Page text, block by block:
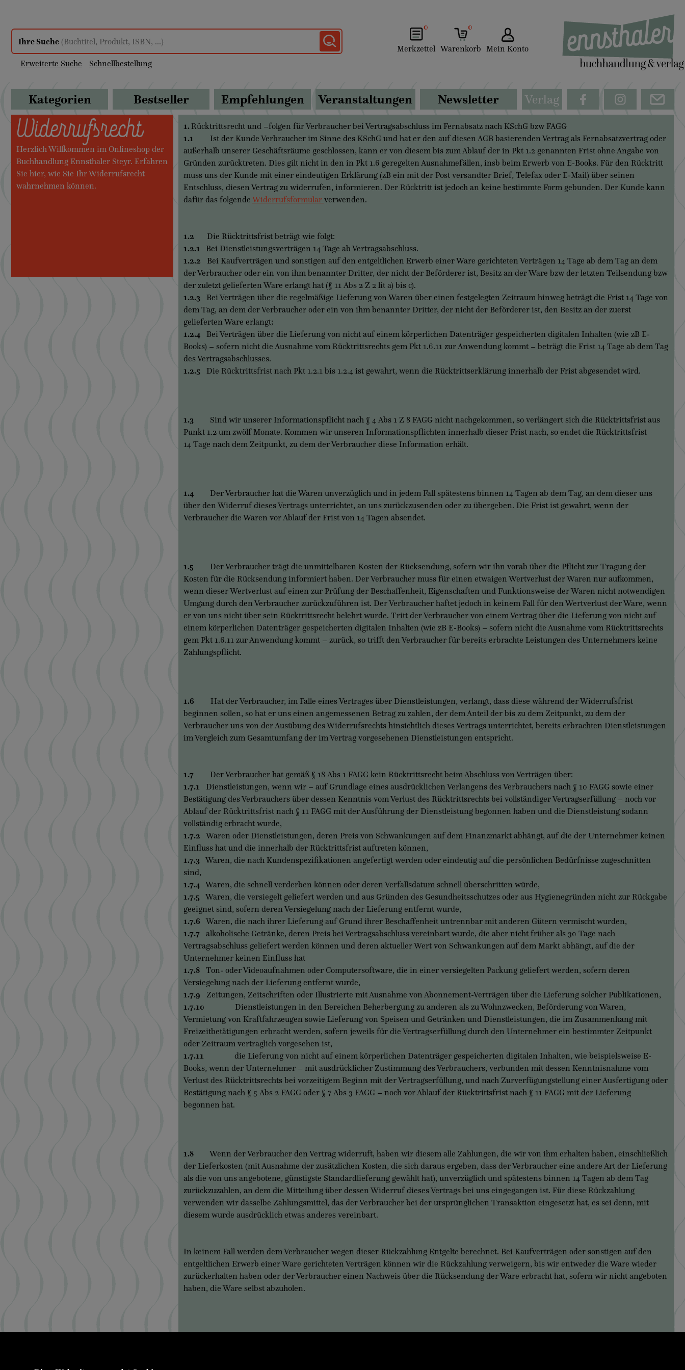
Ihre Suche (Buchtitel, Produkt, ISBN, ...)
Erweiterte Suche Schnellbestellung
0
Merkzettel
0
Warenkorb Mein Konto
Kategorien Bestseller Empfehlungen Veranstaltungen Newsletter Verlag
Widerrufsrecht
Herzlich Willkommen im Onlineshop der
Buchhandlung Ennsthaler Steyr. Erfahren
Sie hier, wie Sie Ihr Widerrufsrecht
wahrnehmen können.
1.Rücktrittsrecht und –folgen für Verbraucher bei Vertragsabschluss im Fernabsatz nach KSchG bzw FAGG
1.1 Ist der Kunde Verbraucher im Sinne des KSchG und hat er den auf diesen AGB basierenden Vertrag als Fernabsatzvertrag oder
außerhalb unserer Geschäftsräume geschlossen, kann er von diesem bis zum Ablauf der in Pkt 1.2 genannten Frist ohne Angabe von
Gründen zurücktreten. Dies gilt nicht in den in Pkt 1.6 geregelten Ausnahmefällen, insb beim Erwerb von E-Books. Für den Rücktritt
muss uns der Kunde mit einer eindeutigen Erklärung (zB ein mit der Post versandter Brief, Telefax oder E-Mail) über seinen
Entschluss, diesen Vertrag zu widerrufen, informieren. Der Rücktritt ist jedoch an keine bestimmte Form gebunden. Der Kunde kann
dafür das folgende Widerrufsformular verwenden.
1.2
Die Rücktrittsfrist beträgt wie folgt:
1.2.1 Bei Dienstleistungsverträgen 14 Tage ab Vertragsabschluss.
1.2.2 Bei Kaufverträgen und sonstigen auf den entgeltlichen Erwerb einer Ware gerichteten Verträgen 14 Tage ab dem Tag an dem
der Verbraucher oder ein von ihm benannter Dritter, der nicht der Beförderer ist, Besitz an der Ware bzw der letzten Teilsendung bzw
der zuletzt gelieferten Ware erlangt hat (§ 11 Abs 2 Z 2 lit a) bis c).
1.2.3Bei Verträgen über die regelmäßige Lieferung von Waren über einen festgelegten Zeitraum hinweg beträgt die Frist 14 Tage von
dem Tag, an dem der Verbraucher oder ein von ihm benannter Dritter, der nicht der Beförderer ist, den Besitz an der zuerst
gelieferten Ware erlangt;
1.2.4Bei Verträgen über die Lieferung von nicht auf einem körperlichen Datenträger gespeicherten digitalen Inhalten (wie zB E-
Books) – sofern nicht die Ausnahme vom Rücktrittsrechts gem Pkt 1.6.11 zur Anwendung kommt – beträgt die Frist 14 Tage ab dem Tag
des Vertragsabschlusses.
1.2.5 Die Rücktrittsfrist nach Pkt 1.2.1 bis 1.2.4 ist gewahrt, wenn die Rücktrittserklärung innerhalb der Frist abgesendet wird.
1.3Sind wir unserer Informationspflicht nach § 4 Abs 1 Z 8 FAGG nicht nachgekommen, so verlängert sich die Rücktrittsfrist aus
Punkt 1.2 um zwölf Monate. Kommen wir unseren Informationspflichten innerhalb dieser Frist nach, so endet die Rücktrittsfrist
14 Tage nach dem Zeitpunkt, zu dem der Verbraucher diese Information erhält.
1.4Der Verbraucher hat die Waren unverzüglich und in jedem Fall spätestens binnen 14 Tagen ab dem Tag, an dem dieser uns
über den Widerruf dieses Vertrags unterrichtet, an uns zurückzusenden oder zu übergeben. Die Frist ist gewahrt, wenn der
Verbraucher die Waren vor Ablauf der Frist von 14 Tagen absendet.
1.5 Der Verbraucher trägt die unmittelbaren Kosten der Rücksendung, sofern wir ihn vorab über die Pflicht zur Tragung der
Kosten für die Rücksendung informiert haben. Der Verbraucher muss für einen etwaigen Wertverlust der Waren nur aufkommen,
wenn dieser Wertverlust auf einen zur Prüfung der Beschaffenheit, Eigenschaften und Funktionsweise der Waren nicht notwendigen
Umgang durch den Verbraucher zurückzuführen ist. Der Verbraucher haftet jedoch in keinem Fall für den Wertverlust der Ware, wenn
er von uns nicht über sein Rücktrittsrecht belehrt wurde. Tritt der Verbraucher von einem Vertrag über die Lieferung von nicht auf
einem körperlichen Datenträger gespeicherten digitalen Inhalten (wie zB E-Books) – sofern nicht die Ausnahme vom Rücktrittsrechts
gem Pkt 1.6.11 zur Anwendung kommt – zurück, so trifft den Verbraucher für bereits erbrachte Leistungen des Unternehmers keine
Zahlungspflicht.
1.6 Hat der Verbraucher, im Falle eines Vertrages über Dienstleistungen, verlangt, dass diese während der Widerrufsfrist
beginnen sollen, so hat er uns einen angemessenen Betrag zu zahlen, der dem Anteil der bis zu dem Zeitpunkt, zu dem der
Verbraucher uns von der Ausübung des Widerrufsrechts hinsichtlich dieses Vertrags unterrichtet, bereits erbrachten Dienstleistungen
im Vergleich zum Gesamtumfang der im Vertrag vorgesehenen Dienstleistungen entspricht.
1.7Der Verbraucher hat gemäß § 18 Abs 1 FAGG kein Rücktrittsrecht beim Abschluss von Verträgen über:
1.7.1 Dienstleistungen, wenn wir – auf Grundlage eines ausdrücklichen Verlangens des Verbrauchers nach § 10 FAGG sowie einer
Bestätigung des Verbrauchers über dessen Kenntnis vom Verlust des Rücktrittsrechts bei vollständiger Vertragserfüllung – noch vor
Ablauf der Rücktrittsfrist nach § 11 FAGG mit der Ausführung der Dienstleistung begonnen haben und die Dienstleistung sodann
vollständig erbracht wurde,
1.7.2 Waren oder Dienstleistungen, deren Preis von Schwankungen auf dem Finanzmarkt abhängt, auf die der Unternehmer keinen
Einfluss hat und die innerhalb der Rücktrittsfrist auftreten können,
1.7.3Waren, die nach Kundenspezifikationen angefertigt werden oder eindeutig auf die persönlichen Bedürfnisse zugeschnitten
sind,
1.7.4Waren, die schnell verderben können oder deren Verfallsdatum schnell überschritten würde,
1.7.5 Waren, die versiegelt geliefert werden und aus Gründen des Gesundheitsschutzes oder aus Hygienegründen nicht zur Rückgabe
geeignet sind, sofern deren Versiegelung nach der Lieferung entfernt wurde,
1.7.6 Waren, die nach ihrer Lieferung auf Grund ihrer Beschaffenheit untrennbar mit anderen Gütern vermischt wurden,
1.7.7alkoholische Getränke, deren Preis bei Vertragsabschluss vereinbart wurde, die aber nicht früher als 30 Tage nach
Vertragsabschluss geliefert werden können und deren aktueller Wert von Schwankungen auf dem Markt abhängt, auf die der
Unternehmer keinen Einfluss hat
1.7.8Ton- oder Videoaufnahmen oder Computersoftware, die in einer versiegelten Packung geliefert werden, sofern deren
Versiegelung nach der Lieferung entfernt wurde,
1.7.9 Zeitungen, Zeitschriften oder Illustrierte mit Ausnahme von Abonnement-Verträgen über die Lieferung solcher Publikationen,
1.7.10 Dienstleistungen in den Bereichen Beherbergung zu anderen als zu Wohnzwecken, Beförderung von Waren,
Vermietung von Kraftfahrzeugen sowie Lieferung von Speisen und Getränken und Dienstleistungen, die im Zusammenhang mit
Freizeitbetätigungen erbracht werden, sofern jeweils für die Vertragserfüllung durch den Unternehmer ein bestimmter Zeitpunkt
oder Zeitraum vertraglich vorgesehen ist,
1.7.11 die Lieferung von nicht auf einem körperlichen Datenträger gespeicherten digitalen Inhalten, wie beispielsweise E-
Books, wenn der Unternehmer – mit ausdrücklicher Zustimmung des Verbrauchers, verbunden mit dessen Kenntnisnahme vom
Verlust des Rücktrittsrechts bei vorzeitigem Beginn mit der Vertragserfüllung, und nach Zurverfügungstellung einer Ausfertigung oder
Bestätigung nach § 5 Abs 2 FAGG oder § 7 Abs 3 FAGG – noch vor Ablauf der Rücktrittsfrist nach § 11 FAGG mit der Lieferung
begonnen hat.
1.8Wenn der Verbraucher den Vertrag widerruft, haben wir diesem alle Zahlungen, die wir von ihm erhalten haben, einschließlich
der Lieferkosten (mit Ausnahme der zusätzlichen Kosten, die sich daraus ergeben, dass der Verbraucher eine andere Art der Lieferung
als die von uns angebotene, günstigste Standardlieferung gewählt hat), unverzüglich und spätestens binnen 14 Tagen ab dem Tag
zurückzuzahlen, an dem die Mitteilung über dessen Widerruf dieses Vertrags bei uns eingegangen ist. Für diese Rückzahlung
verwenden wir dasselbe Zahlungsmittel, das der Verbraucher bei der ursprünglichen Transaktion eingesetzt hat, es sei denn, mit
diesem wurde ausdrücklich etwas anderes vereinbart.
In keinem Fall werden dem Verbraucher wegen dieser Rückzahlung Entgelte berechnet. Bei Kaufverträgen oder sonstigen auf den
entgeltlichen Erwerb einer Ware gerichteten Verträgen können wir die Rückzahlung verweigern, bis wir entweder die Ware wieder
zurückerhalten haben oder der Verbraucher einen Nachweis über die Rücksendung der Ware erbracht hat, sofern wir nicht angeboten
haben, die Ware selbst abzuholen.